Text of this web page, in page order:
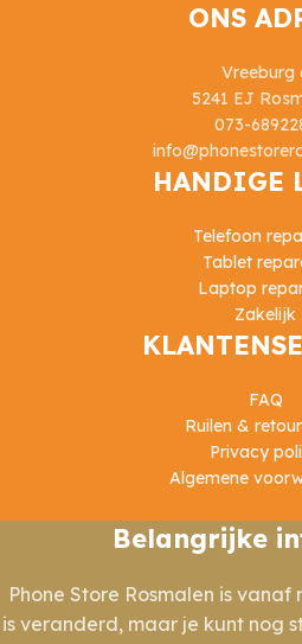
ONS
Vreeburg
5241 EJ
073-
HANDIGE
Telefoon
Tablet
Laptop
Zakelijk
FAQ
Ruilen &
Privacy
Algemene
Belangrijke
Phone Store Rosmalen is vanaf
is veranderd, maar je kunt nog